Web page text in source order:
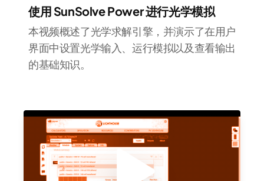
使用 SunSolve Power 进行光学模拟
本视频概述了光学求解引擎，并演示了在用户
界面中设置光学输入、运行模拟以及查看输出
的基础知识。